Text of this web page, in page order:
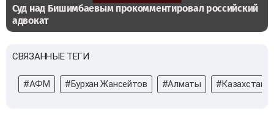
Суд над Бишимбаевым прокомментировал российский
адвокат
СВЯЗАННЫЕ ТЕГИ
#АФМ #Бурхан Жансейтов #Алматы #Казахстан